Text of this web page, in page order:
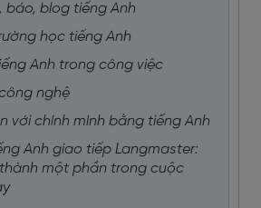
báo, blog tiếng Anh
học tiếng Anh
Anh trong công việc
nghệ
với chính mình bằng tiếng Anh
Anh giao tiếp Langmaster:
một phần trong cuộc